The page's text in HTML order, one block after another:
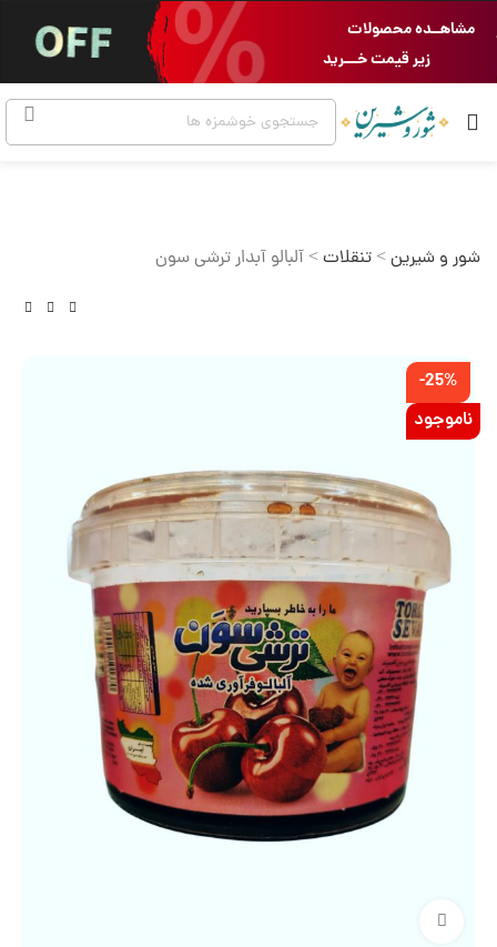
مشاهــده محصولات
زیر قیمت خـــرید
شور و شیرین> تنقلات> آلبالو آبدار ترشی سون
-25%
ناموجود